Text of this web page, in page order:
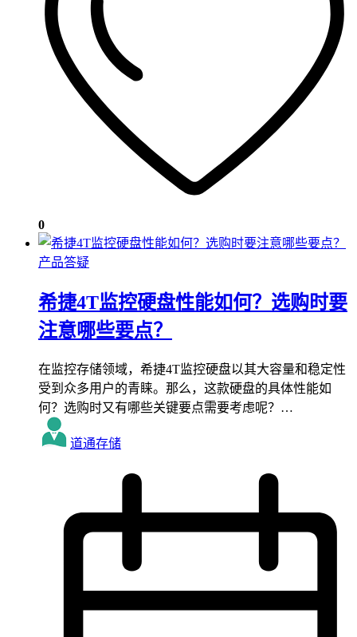
0
产品答疑
希捷4T监控硬盘性能如何？选购时要
注意哪些要点？
在监控存储领域，希捷4T监控硬盘以其大容量和稳定性
受到众多用户的青睐。那么，这款硬盘的具体性能如
何？选购时又有哪些关键要点需要考虑呢？…
道通存储